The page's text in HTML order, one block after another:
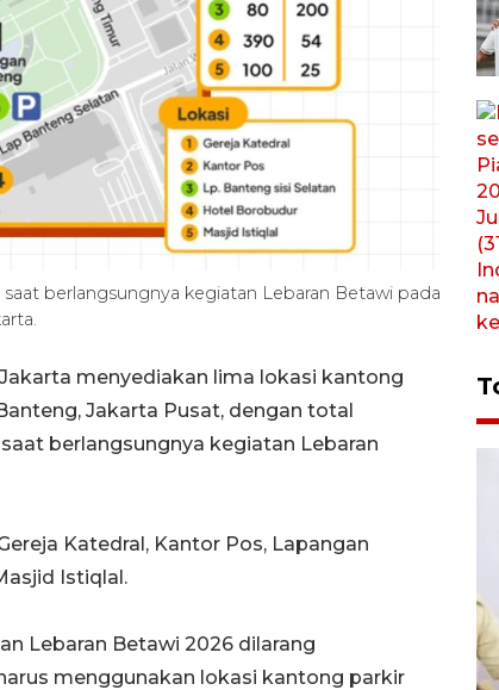
berlangsungnya kegiatan Lebaran Betawi pada
menyediakan lima lokasi kantong
Jakarta Pusat, dengan total
berlangsungnya kegiatan Lebaran
Katedral, Kantor Pos, Lapangan
Istiqlal.
Lebaran Betawi 2026 dilarang
menggunakan lokasi kantong parkir